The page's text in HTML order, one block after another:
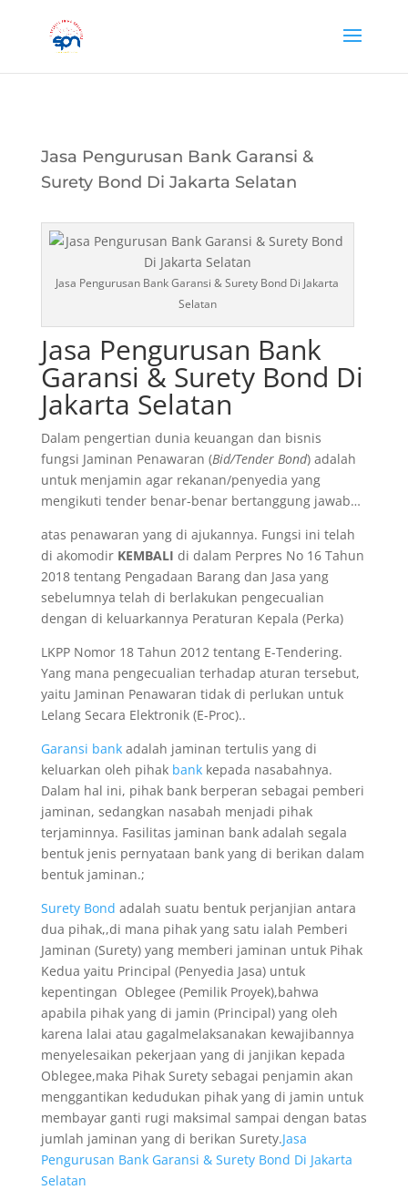
Jasa Pengurusan Bank Garansi &
Surety Bond Di Jakarta Selatan
Jasa Pengurusan Bank Garansi & Surety Bond Di Jakarta
Selatan
Jasa Pengurusan Bank
Garansi & Surety Bond Di
Jakarta Selatan
Dalam pengertian dunia keuangan dan bisnis
fungsi Jaminan Penawaran (Bid/Tender Bond) adalah
untuk menjamin agar rekanan/penyedia yang
mengikuti tender benar-benar bertanggung jawab…
atas penawaran yang di ajukannya. Fungsi ini telah
di akomodir KEMBALI di dalam Perpres No 16 Tahun
2018 tentang Pengadaan Barang dan Jasa yang
sebelumnya telah di berlakukan pengecualian
dengan di keluarkannya Peraturan Kepala (Perka)
LKPP Nomor 18 Tahun 2012 tentang E-Tendering.
Yang mana pengecualian terhadap aturan tersebut,
yaitu Jaminan Penawaran tidak di perlukan untuk
Lelang Secara Elektronik (E-Proc)..
Garansi bankadalah jaminan tertulis yang di
keluarkan oleh pihak bankkepada nasabahnya.
Dalam hal ini, pihak bank berperan sebagai pemberi
jaminan, sedangkan nasabah menjadi pihak
terjaminnya. Fasilitas jaminan bank adalah segala
bentuk jenis pernyataan bank yang di berikan dalam
bentuk jaminan.;
Surety Bond adalah suatu bentuk perjanjian antara
dua pihak,,di mana pihak yang satu ialah Pemberi
Jaminan (Surety) yang memberi jaminan untuk Pihak
Kedua yaitu Principal (Penyedia Jasa) untuk
kepentingan Oblegee (Pemilik Proyek),bahwa
apabila pihak yang di jamin (Principal) yang oleh
karena lalai atau gagalmelaksanakan kewajibannya
menyelesaikan pekerjaan yang di janjikan kepada
Oblegee,maka Pihak Surety sebagai penjamin akan
menggantikan kedudukan pihak yang di jamin untuk
membayar ganti rugi maksimal sampai dengan batas
jumlah jaminan yang di berikan Surety.Jasa
Pengurusan Bank Garansi & Surety Bond Di Jakarta
Selatan